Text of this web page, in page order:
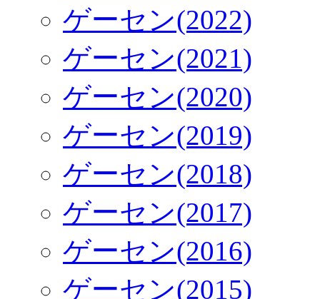
ゲーセン(2022)
ゲーセン(2021)
ゲーセン(2020)
ゲーセン(2019)
ゲーセン(2018)
ゲーセン(2017)
ゲーセン(2016)
ゲーセン(2015)